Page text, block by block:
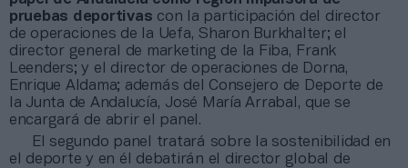
pruebas deportivas con la participación del director
de operaciones de la Uefa, Sharon Burkhalter; el
director general de marketing de la Fiba, Frank
Leenders; y el director de operaciones de Dorna,
Enrique Aldama; además del Consejero de Deporte de
la Junta de Andalucía, José María Arrabal, que se
encargará de abrir el panel.
El segundo panel tratará sobre la sostenibilidad en
el deporte y en él debatirán el director global de